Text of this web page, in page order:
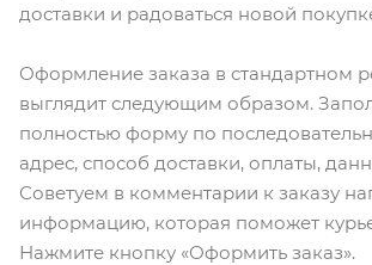
доставки и радоваться новой
Оформление заказа в стандартном
выглядит следующим образом.
полностью форму по
адрес, способ доставки, оплаты,
Советуем в комментарии к заказу
информацию, которая поможет
Нажмите кнопку «Оформить заказ».